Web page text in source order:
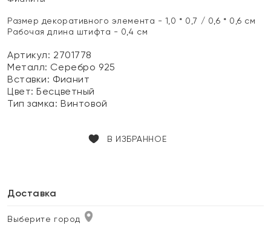
Размер декоративного элемента - 1,0 * 0,7 / 0,6 * 0,6 см
Рабочая длина штифта - 0,4 см
Артикул: 2701778
Металл: Серебро 925
Вставки: Фианит
Цвет:Бесцветный
Тип замка:Винтовой
В ИЗБРАННОЕ
Доставка
Выберите город